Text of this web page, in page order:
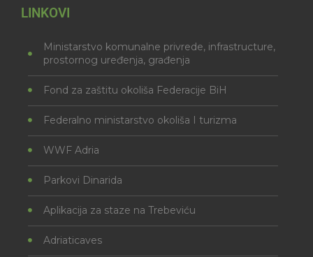
LINKOVI
Ministarstvo komunalne privrede, infrastructure,
prostornog uređenja, građenja
Fond za zaštitu okoliša Federacije BiH
Federalno ministarstvo okoliša I turizma
WWF Adria
Parkovi Dinarida
Aplikacija za staze na Trebeviću
Adriaticaves